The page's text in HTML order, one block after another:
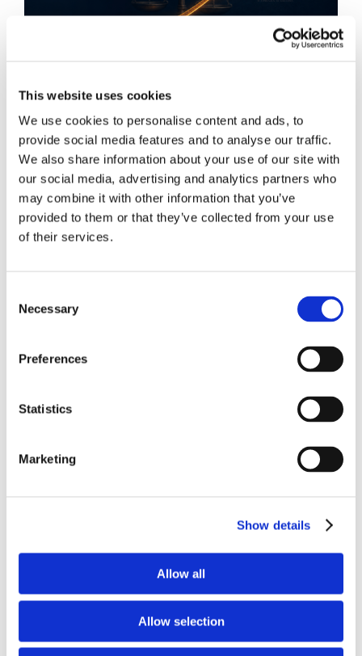
This website uses cookies
We use cookies to personalise content and ads, to
provide social media features and to analyse our traffic.
We also share information about your use of our site with
our social media, advertising and analytics partners who
may combine it with other information that you’ve
provided to them or that they’ve collected from your use
of their services.
Selection
Necessary
Preferences
Statistics
Marketing
Show details
Allow all
Allow selection
Obbligazioni solidali passive:
rapporti tra surrogazione legale e
regresso
su un tema di grande rilievo teorico e pratico
nell'ambito delle obbligazioni solidali passive: il